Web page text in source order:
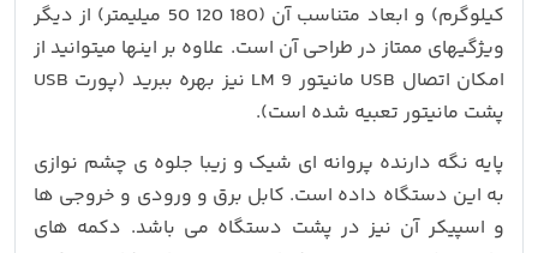
کیلوگرم) و ابعاد متناسب آن (180 120 50 میلیمتر) از دیگر
ویژگیهای ممتاز در طراحی آن است. علاوه بر اینها میتوانید از
امکان اتصال USB مانیتور LM 9 نیز بهره ببرید (پورت USB
پشت مانیتور تعبیه شده است).
پایه نگه دارنده پروانه ای شیک و زیبا جلوه ی چشم نوازی
به این دستگاه داده است. کابل برق و ورودی و خروجی ها
و اسپیکر آن نیز در پشت دستگاه می باشد. دکمه های